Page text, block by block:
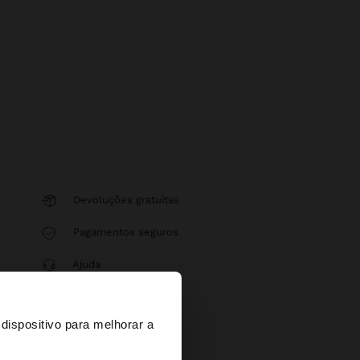
para melhorar a
Devoluções gratuitas
Pagamentos seguros
Ajuda